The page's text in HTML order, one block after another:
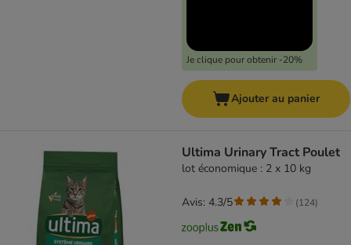
Je clique pour obtenir -20%
Ajouter au panier
Ultima Urinary Tract Poulet
lot économique : 2 x 10 kg
Avis: 4.3/5 (124)